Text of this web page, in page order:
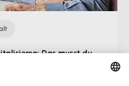
Das musst du